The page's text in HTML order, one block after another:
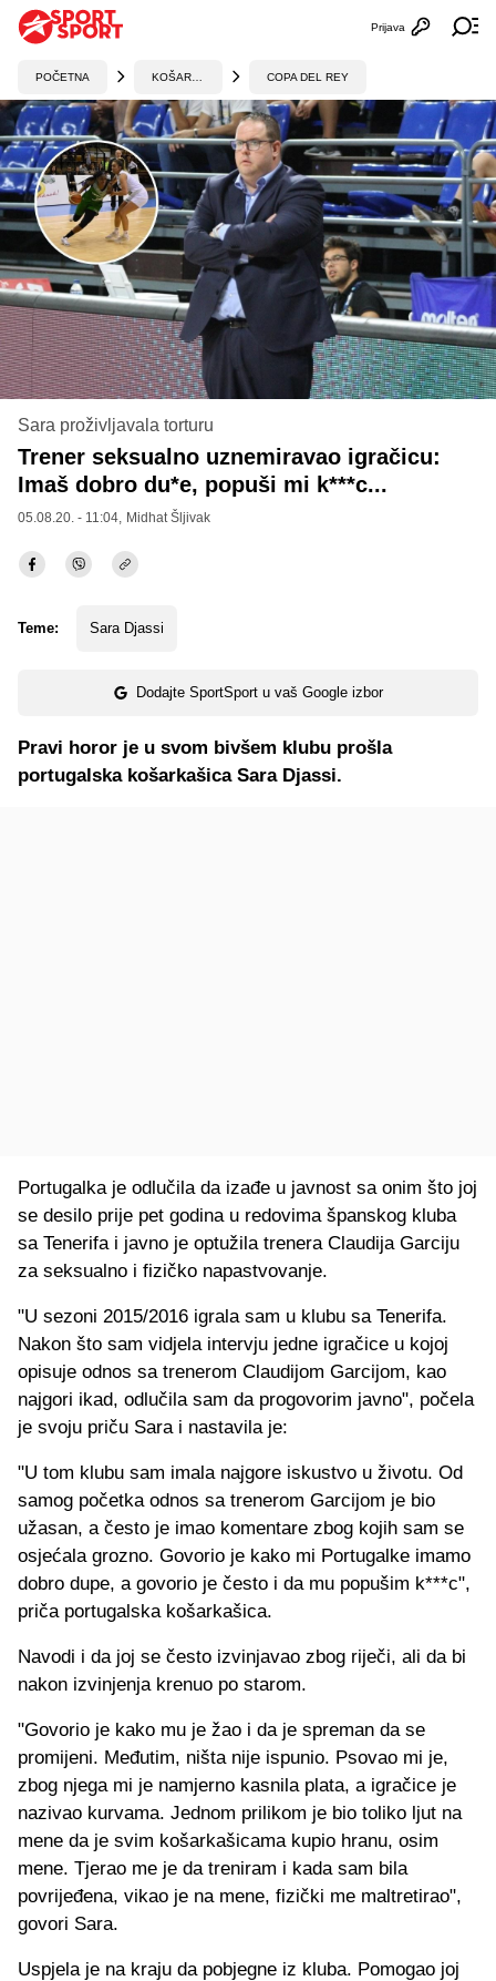
Otvori
Prijava
POČETNA COPA DEL REY
Sara proživljavala torturu
Trener seksualno uznemiravao igračicu:
Imaš dobro du*e, popuši mi k***c...
05.08.20. - 11:04, Midhat Šljivak
Teme: Sara Djassi
Dodajte SportSport u vaš Google izbor
Pravi horor je u svom bivšem klubu prošla
portugalska košarkašica Sara Djassi.
Portugalka je odlučila da izađe u javnost sa onim što joj
se desilo prije pet godina u redovima španskog kluba
sa Tenerifa i javno je optužila trenera Claudija Garciju
za seksualno i fizičko napastvovanje.
"U sezoni 2015/2016 igrala sam u klubu sa Tenerifa.
Nakon što sam vidjela intervju jedne igračice u kojoj
opisuje odnos sa trenerom Claudijom Garcijom, kao
najgori ikad, odlučila sam da progovorim javno", počela
je svoju priču Sara i nastavila je:
"U tom klubu sam imala najgore iskustvo u životu. Od
samog početka odnos sa trenerom Garcijom je bio
užasan, a često je imao komentare zbog kojih sam se
osjećala grozno. Govorio je kako mi Portugalke imamo
dobro dupe, a govorio je često i da mu popušim k***c",
priča portugalska košarkašica.
Navodi i da joj se često izvinjavao zbog riječi, ali da bi
nakon izvinjenja krenuo po starom.
"Govorio je kako mu je žao i da je spreman da se
promijeni. Međutim, ništa nije ispunio. Psovao mi je,
zbog njega mi je namjerno kasnila plata, a igračice je
nazivao kurvama. Jednom prilikom je bio toliko ljut na
mene da je svim košarkašicama kupio hranu, osim
mene. Tjerao me je da treniram i kada sam bila
povrijeđena, vikao je na mene, fizički me maltretirao",
govori Sara.
Uspjela je na kraju da pobjegne iz kluba. Pomogao joj